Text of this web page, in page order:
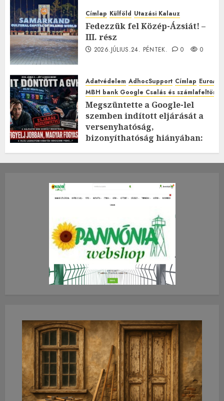
Címlap Külföld Utazási Kalauz
Fedezzük fel Közép-Ázsiát! –
III. rész
2026.JÚLIUS.24. PÉNTEK. 0 0
Adatvédelem AdhocSupport Címlap
MBH bank Google Csalás és
Megszüntette a Google-lel
szemben indított eljárását a
versenyhatóság,
bizonyíthatóság hiányában:
2026.JÚLIUS.23. CSÜTÖRTÖK.
0